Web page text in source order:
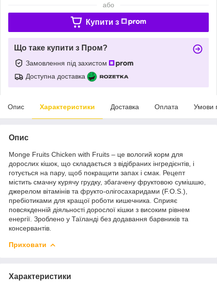
або
Купити з
Що таке купити з Пром?
Замовлення під захистом
Доступна доставка
Опис Характеристики Доставка Оплата Умови
Опис
Monge Fruits Chicken with Fruits – це вологий корм для
дорослих кішок, що складається з відібраних інгредієнтів, і
готується на пару, щоб покращити запах і смак. Рецепт
містить смачну курячу грудку, збагачену фруктовою сумішшю,
джерелом вітамінів та фрукто-олігосахаридами (F.O.S.),
пребіотиками для кращої роботи кишечника. Сприяє
повсякденній діяльності дорослої кішки з високим рівнем
енергії. Зроблено у Таїланді без додавання барвників та
консервантів.
Приховати
Характеристики